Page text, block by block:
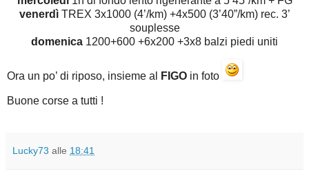
venerdì TREX 3x1000 (4’/km) +4x500 (3’40”/km) rec. 3’
souplesse
domenica 1200+600 +6x200 +3x8 balzi piedi uniti
Ora un po’ di riposo, insieme al FIGO in foto
Buone corse a tutti !
Lucky73 alle 18:41